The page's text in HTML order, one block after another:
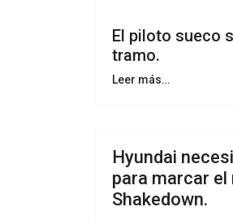
El piloto sueco
tramo.
Leer más…
Hyundai
para marcar
Shakedown.